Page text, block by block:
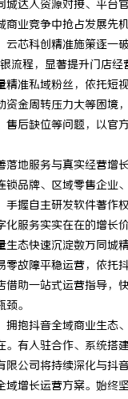
达人资源对接、平
商业竞争中抢占发展先
科创精准施策逐一
流程，显著提升门店
准私域粉丝，依托
金周转压力大等困
后缺位等问题，以
服务与真实经营增
锁品牌、区域零售企
握自主研发软件著
务实实在在的增长
态快速沉淀数万同
故障平稳运营，依
助一站式运营指导
。
抖音全域商业生态
有入驻合作、系统搭
司将持续深化与抖
增长运营方案。始